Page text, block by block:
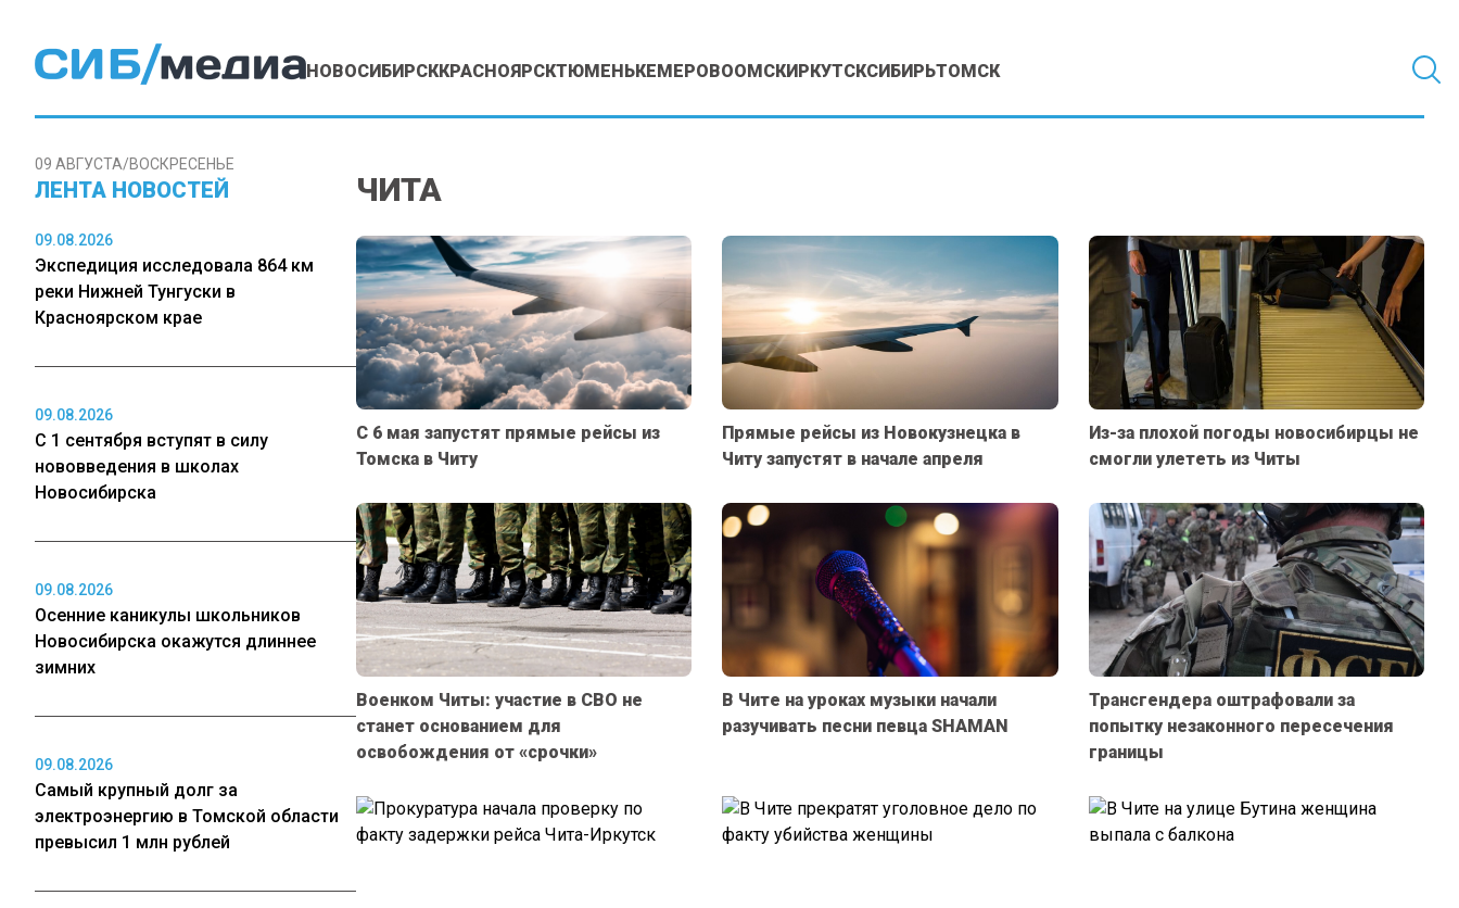
НОВОСИБИРСККРАСНОЯРСКТЮМЕНЬКЕМЕРОВООМСКИРКУТСКСИБИРЬТОМСК
09 АВГУСТА/ВОСКРЕСЕНЬЕ
ЛЕНТА НОВОСТЕЙ
09.08.2026
Экспедиция исследовала 864 км
реки Нижней Тунгуски в
Красноярском крае
09.08.2026
С 1 сентября вступят в силу
нововведения в школах
Новосибирска
09.08.2026
Осенние каникулы школьников
Новосибирска окажутся длиннее
зимних
09.08.2026
Самый крупный долг за
электроэнергию в Томской области
превысил 1 млн рублей
ЧИТА
С 6 мая запустят прямые рейсы из
Томска в Читу
Прямые рейсы из Новокузнецка в
Читу запустят в начале апреля
Из-за плохой погоды новосибирцы не
смогли улететь из Читы
Военком Читы: участие в СВО не
станет основанием для
освобождения от «срочки»
В Чите на уроках музыки начали
разучивать песни певца SHAMAN
Трансгендера оштрафовали за
попытку незаконного пересечения
границы